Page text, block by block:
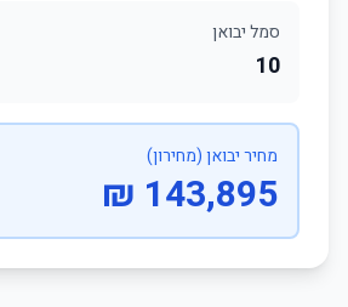
סמל יבואן
10
מחיר יבואן (מחירון)
143,895 ₪